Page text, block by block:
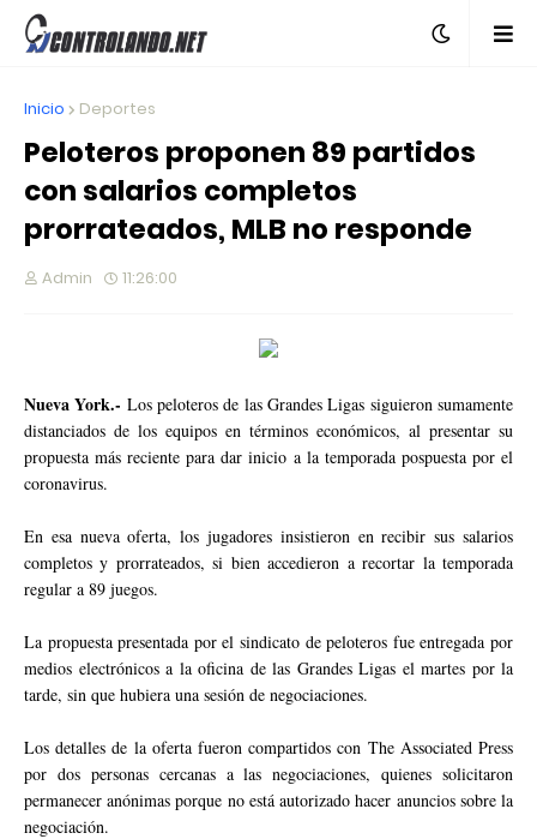
Inicio Deportes
Peloteros proponen 89 partidos
con salarios completos
prorrateados, MLB no responde
Admin 11:26:00
Nueva York.- Los peloteros de las Grandes Ligas siguieron sumamente
distanciados de los equipos en términos económicos, al presentar su
propuesta más reciente para dar inicio a la temporada pospuesta por el
coronavirus.
En esa nueva oferta, los jugadores insistieron en recibir sus salarios
completos y prorrateados, si bien accedieron a recortar la temporada
regular a 89 juegos.
La propuesta presentada por el sindicato de peloteros fue entregada por
medios electrónicos a la oficina de las Grandes Ligas el martes por la
tarde, sin que hubiera una sesión de negociaciones.
Los detalles de la oferta fueron compartidos con The Associated Press
por dos personas cercanas a las negociaciones, quienes solicitaron
permanecer anónimas porque no está autorizado hacer anuncios sobre la
negociación.